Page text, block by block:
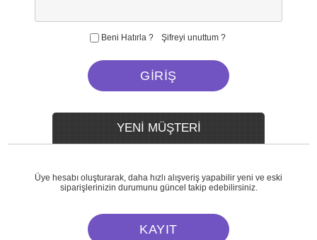
Beni Hatırla ? Şifreyi unuttum ?
YENİ MÜŞTERİ
Üye hesabı oluşturarak, daha hızlı alışveriş yapabilir yeni ve eski
siparişlerinizin durumunu güncel takip edebilirsiniz.